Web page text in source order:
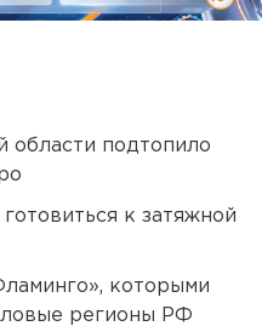
области подтопило
к затяжной
которыми
регионы РФ